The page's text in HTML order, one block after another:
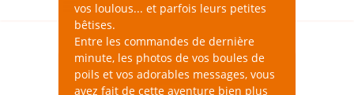
vos loulous... et parfois leurs petites
bêtises.
Entre les commandes de dernière
minute, les photos de vos boules de
poils et vos adorables messages, vous
avez fait de cette aventure bien plus